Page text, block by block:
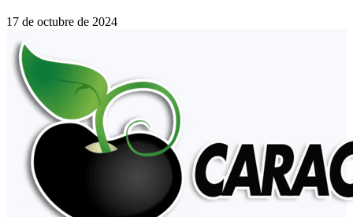
17 de octubre de 2024